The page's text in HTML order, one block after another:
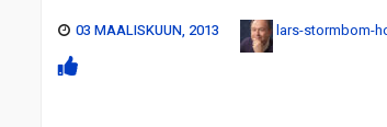
03 MAALISKUUN, 2013 lars-stormbom-